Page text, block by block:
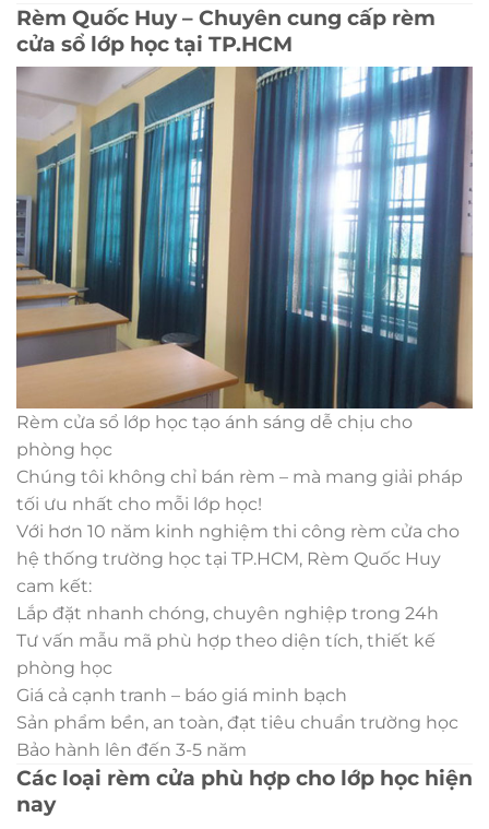
Rèm Quốc Huy – Chuyên cung cấp rèm
cửa sổ lớp học tại TP.HCM
Rèm cửa sổ lớp học tạo ánh sáng dễ chịu cho
phòng học
Chúng tôi không chỉ bán rèm – mà mang giải pháp
tối ưu nhất cho mỗi lớp học!
Với hơn 10 năm kinh nghiệm thi công rèm cửa cho
hệ thống trường học tại TP.HCM, Rèm Quốc Huy
cam kết:
Lắp đặt nhanh chóng, chuyên nghiệp trong 24h
Tư vấn mẫu mã phù hợp theo diện tích, thiết kế
phòng học
Giá cả cạnh tranh – báo giá minh bạch
Sản phẩm bền, an toàn, đạt tiêu chuẩn trường học
Bảo hành lên đến 3-5 năm
Các loại rèm cửa phù hợp cho lớp học hiện
nay